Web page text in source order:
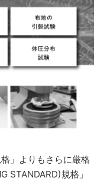
」よりもさらに厳格
STANDARD)規格」